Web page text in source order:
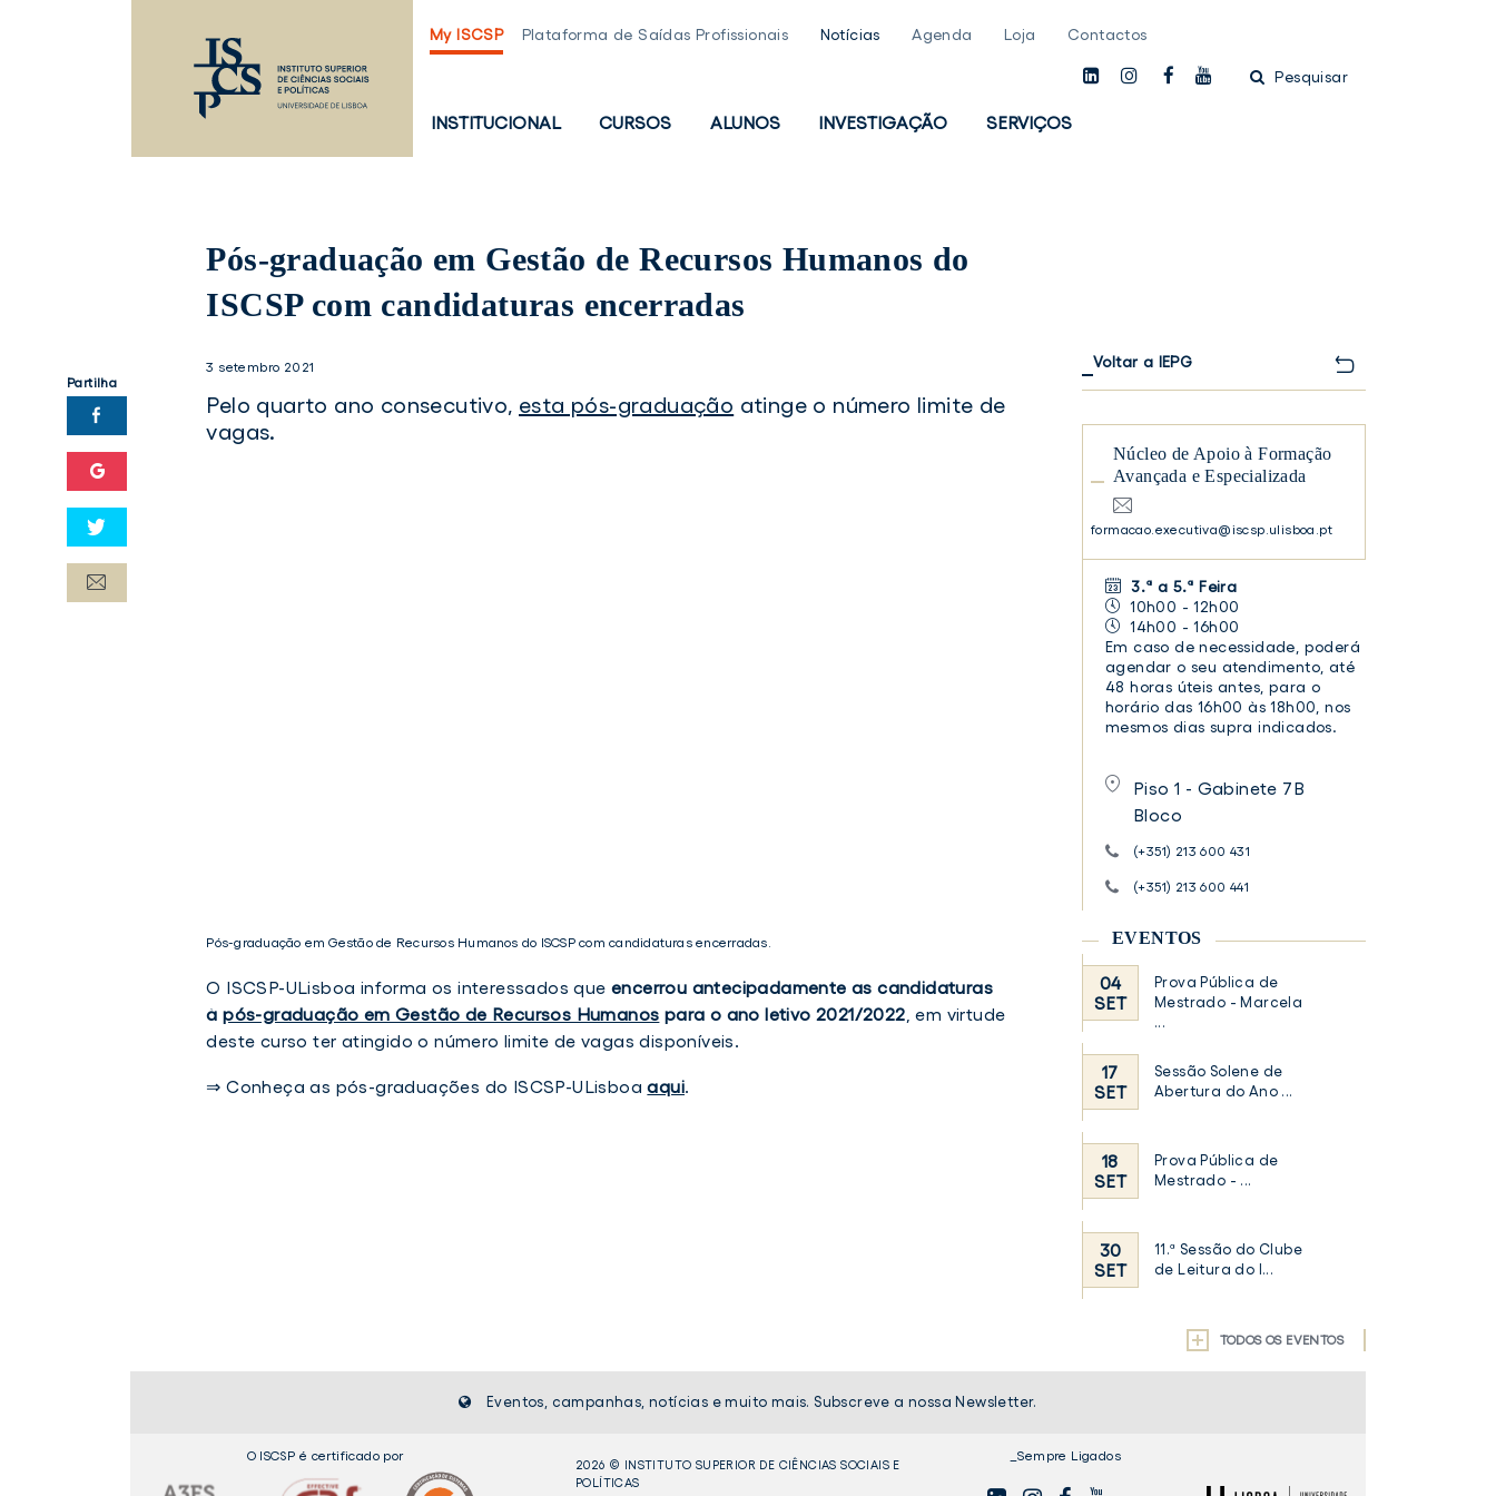
My ISCSP Plataforma de Saídas Profissionais Notícias Agenda Loja Contactos
linkedininstagamfacebook
youtubePesquisar
PÁGINA
INSTITUCIONAL CURSOS ALUNOS INVESTIGAÇÃO SERVIÇOS
Partilha
Pós-graduação em Gestão de Recursos Humanos do
ISCSP com candidaturas encerradas
3 setembro 2021
Pelo quarto ano consecutivo, esta pós-graduação atinge o número limite de
vagas.
Pós-graduação em Gestão de Recursos Humanos do ISCSP com candidaturas encerradas.
O ISCSP-ULisboa informa os interessados que encerrou antecipadamente as candidaturas
àpós-graduação em Gestão de Recursos Humanos para o ano letivo 2021/2022 , em virtude
deste curso ter atingido o número limite de vagas disponíveis.
⇒ Conheça as pós-graduações do ISCSP-ULisboaaqui.
Voltar a IEPG
Núcleo de Apoio à Formação
Avançada e Especializada
formacao.executiva@iscsp.ulisboa.pt
3.ª a 5.ª Feira
10h00 - 12h00
14h00 - 16h00
Em caso de necessidade, poderá
agendar o seu atendimento, até
48 horas úteis antes, para o
horário das 16h00 às 18h00, nos
mesmos dias supra indicados.
Piso 1 - Gabinete 7B
Bloco
(+351) 213 600 431
(+351) 213 600 441
EVENTOS
04
SET
Prova Pública de
Mestrado - Marcela
...
17
SET
Sessão Solene de
Abertura do Ano ...
18
SET
Prova Pública de
Mestrado - ...
30
SET
11.ª Sessão do Clube
de Leitura do I...
TODOS OS EVENTOS
Eventos, campanhas, notícias e muito mais. Subscreve a nossa Newsletter.
O ISCSP é certificado por
2026 © INSTITUTO SUPERIOR DE CIÊNCIAS SOCIAIS E
POLÍTICAS
_Sempre Ligados